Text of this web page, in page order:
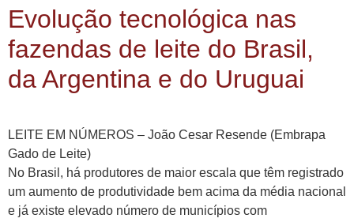
Evolução tecnológica nas
fazendas de leite do Brasil,
da Argentina e do Uruguai
LEITE EM NÚMEROS – João Cesar Resende (Embrapa
Gado de Leite)
No Brasil, há produtores de maior escala que têm registrado
um aumento de produtividade bem acima da média nacional
e já existe elevado número de municípios com